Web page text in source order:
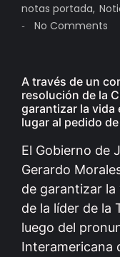
notas portada,
- No Comments
A través de un
resolución de la
garantizar la vida
lugar al pedido
El Gobierno de
Gerardo
de garantizar
de la líder de la
luego del
Interamericana